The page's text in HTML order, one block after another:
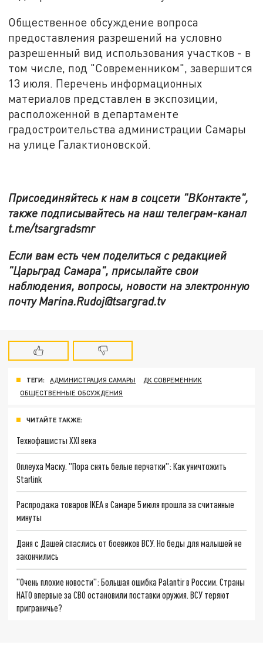
Общественное обсуждение вопроса
предоставления разрешений на условно
разрешенный вид использования участков - в
том числе, под "Современником", завершится
13 июля. Перечень информационных
материалов представлен в экспозиции,
расположенной в департаменте
градостроительства администрации Самары
на улице Галактионовской.
Присоединяйтесь к нам в соцсети "ВКонтакте",
также подписывайтесь на наш телеграм-канал
t.me/tsargradsmr
Если вам есть чем поделиться с редакцией
"Царьград Самара", присылайте свои
наблюдения, вопросы, новости на электронную
почту Marina.Rudoj@tsargrad.tv
ТЕГИ: АДМИНИСТРАЦИЯ САМАРЫ
ДК СОВРЕМЕННИК
ОБЩЕСТВЕННЫЕ ОБСУЖДЕНИЯ
ЧИТАЙТЕ ТАКЖЕ:
Технофашисты XXI века
Оплеуха Маску. "Пора снять белые перчатки": Как уничтожить
Starlink
Распродажа товаров IKEA в Самаре 5 июля прошла за считанные
минуты
Даня с Дашей спаслись от боевиков ВСУ. Но беды для малышей не
закончились
"Очень плохие новости": Большая ошибка Palantir в России. Страны
НАТО впервые за СВО остановили поставки оружия. ВСУ теряют
приграничье?